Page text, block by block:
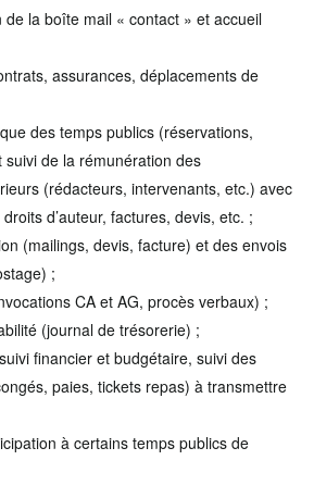
de la boîte mail « contact » et accueil
assurances, déplacements de
des temps publics (réservations,
de la rémunération des
(rédacteurs, intervenants, etc.) avec
d’auteur, factures, devis, etc. ;
(mailings, devis, facture) et des envois
;
CA et AG, procès verbaux) ;
(journal de trésorerie) ;
financier et budgétaire, suivi des
paies, tickets repas) à transmettre
à certains temps publics de